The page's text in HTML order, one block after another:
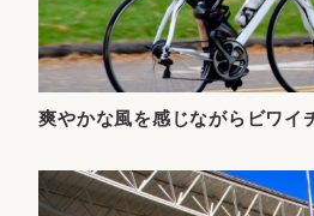
爽やかな風を感じながらビワイ